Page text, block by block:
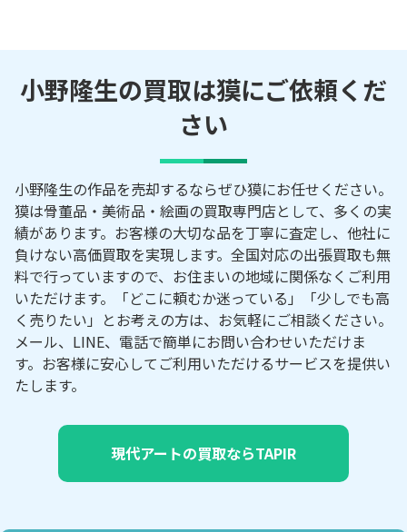
小野隆生の買取は獏にご依頼くだ
さい
小野隆生の作品を売却するならぜひ獏にお任せください。
獏は骨董品・美術品・絵画の買取専門店として、多くの実
績があります。お客様の大切な品を丁寧に査定し、他社に
負けない高価買取を実現します。全国対応の出張買取も無
料で行っていますので、お住まいの地域に関係なくご利用
いただけます。「どこに頼むか迷っている」「少しでも高
く売りたい」とお考えの方は、お気軽にご相談ください。
メール、LINE、電話で簡単にお問い合わせいただけま
す。お客様に安心してご利用いただけるサービスを提供い
たします。
現代アートの買取ならTAPIR